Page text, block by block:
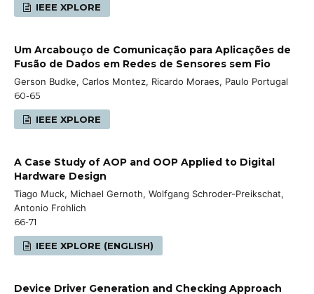
IEEE XPLORE
Um Arcabouço de Comunicação para Aplicações de
Fusão de Dados em Redes de Sensores sem Fio
Gerson Budke, Carlos Montez, Ricardo Moraes, Paulo Portugal
60-65
IEEE XPLORE
A Case Study of AOP and OOP Applied to Digital
Hardware Design
Tiago Muck, Michael Gernoth, Wolfgang Schroder-Preikschat,
Antonio Frohlich
66-71
IEEE XPLORE (ENGLISH)
Device Driver Generation and Checking Approach